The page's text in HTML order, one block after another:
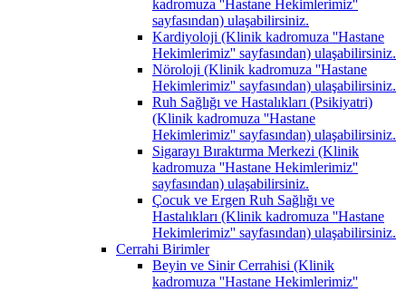
kadromuza ''Hastane Hekimlerimiz''
sayfasından) ulaşabilirsiniz.
Kardiyoloji (Klinik kadromuza ''Hastane
Hekimlerimiz'' sayfasından) ulaşabilirsiniz.
Nöroloji (Klinik kadromuza ''Hastane
Hekimlerimiz'' sayfasından) ulaşabilirsiniz.
Ruh Sağlığı ve Hastalıkları (Psikiyatri)
(Klinik kadromuza ''Hastane
Hekimlerimiz'' sayfasından) ulaşabilirsiniz.
Sigarayı Bıraktırma Merkezi (Klinik
kadromuza ''Hastane Hekimlerimiz''
sayfasından) ulaşabilirsiniz.
Çocuk ve Ergen Ruh Sağlığı ve
Hastalıkları (Klinik kadromuza ''Hastane
Hekimlerimiz'' sayfasından) ulaşabilirsiniz.
Cerrahi Birimler
Beyin ve Sinir Cerrahisi (Klinik
kadromuza ''Hastane Hekimlerimiz''